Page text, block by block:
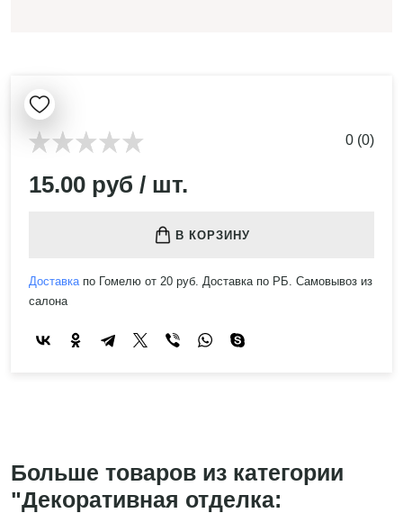
0 (0)
15.00 руб / шт.
В КОРЗИНУ
Доставкапо Гомелю от 20 руб. Доставка по РБ. Самовывоз из
салона
Больше товаров из категории
"Декоративная отделка: